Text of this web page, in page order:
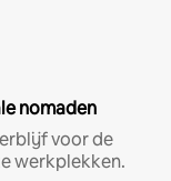
nomaden
voor de
werkplekken.